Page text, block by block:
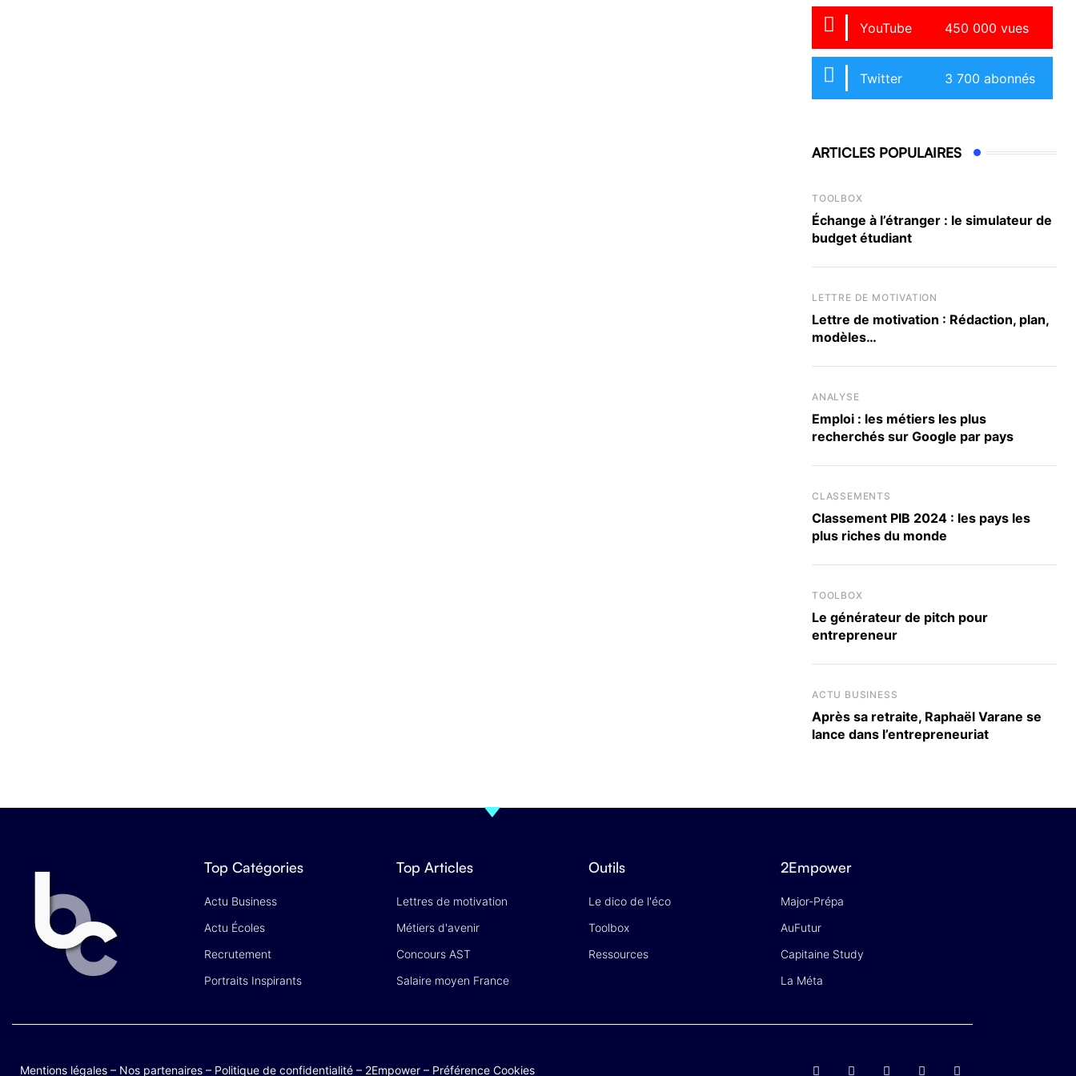
YouTube 450 000 vues
Twitter 3 700 abonnés
ARTICLES POPULAIRES
TOOLBOX
Échange à l’étranger : le simulateur de
budget étudiant
LETTRE DE MOTIVATION
Lettre de motivation : Rédaction, plan,
modèles…
ANALYSE
Emploi : les métiers les plus
recherchés sur Google par pays
CLASSEMENTS
Classement PIB 2024 : les pays les
plus riches du monde
TOOLBOX
Le générateur de pitch pour
entrepreneur
ACTU BUSINESS
Après sa retraite, Raphaël Varane se
lance dans l’entrepreneuriat
Top Catégories
Actu Business
Actu Écoles
Recrutement
Portraits Inspirants
Top Articles
Lettres de motivation
Métiers d'avenir
Concours AST
Salaire moyen France
Outils
Le dico de l'éco
Toolbox
Ressources
2Empower
Major-Prépa
AuFutur
Capitaine Study
La Méta
Mentions légales – Nos partenaires – Politique de confidentialité – 2Empower – Préférence Cookies